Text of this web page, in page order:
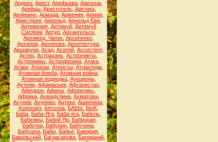
Ардеко Арест, Арефьева Аризона
Арийцы, Аристотель, Арктика,
Арлекино Армада Армения Армия
Армстронг, Арнольд Арнольд Ева
Артемизия, Артемуй, Артемуй
Сисярик Артур Архангельск
Архимед. Чапек Архипенко
Архипов, Архипова, Архитектура,
Аршакуни, Асад, Асатий, Ассистент,
Астер Астрахань Астронавты
Астрономы, Астрофизика, Атака,
Атаки, Атеизм Атеисты, Атлантида,
Атомная бомба, Атомная война,
Атомная подлодка, Аукционы,
Аутизм Афанасьев, Афганистан,
Афедрон Афины Афоризмы
Африка, Ахмадулина, Ахматова,
Ахуеев Ахуеево Ацтеки Ашкенази
Аэропорт, Аятолла БАБЫ БЫК
Баба, Баба-Яга, Баба-яга, Бабель,
Бабизмы, Бабий Яр, Бабицкая,
Бабочки, Бабурин, Бабучина,
Бабушка, Бабы, Бабьё, Бавария,
Бавильский Багдасарова Багрицкий